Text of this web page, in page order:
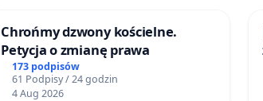
Chrońmy dzwony kościelne.
Petycja o zmianę prawa
173 podpisów
61 Podpisy / 24 godzin
4 Aug 2026